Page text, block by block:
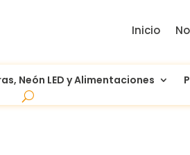
Inicio
Neón LED y Alimentaciones